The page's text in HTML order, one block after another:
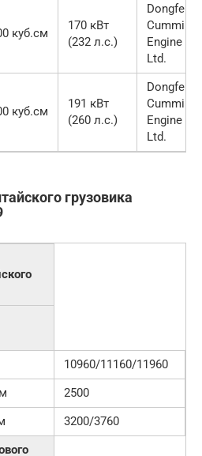
куб.см
170 кВт
(232 л.с.)
Dongfeng
Cummins
Engine
Ltd.
куб.см
191 кВт
(260 л.с.)
Dongfeng
Cummins
Engine
Ltd.
грузовика
10960/11160/11960
2500
3200/3760